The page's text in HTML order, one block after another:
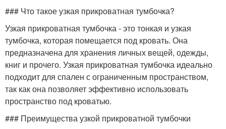
### Что такое узкая прикроватная тумбочка?
Узкая прикроватная тумбочка - это тонкая и узкая
тумбочка, которая помещается под кровать. Она
предназначена для хранения личных вещей, одежды,
книг и прочего. Узкая прикроватная тумбочка идеально
подходит для спален с ограниченным пространством,
так как она позволяет эффективно использовать
пространство под кроватью.
### Преимущества узкой прикроватной тумбочки